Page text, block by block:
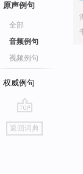
原声例句
全部
音频例句
视频例句
权威例句
go
top
返回词典